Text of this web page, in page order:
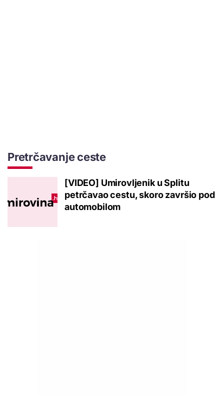
Pretrčavanje ceste
[VIDEO] Umirovljenik u Splitu
petrčavao cestu, skoro završio pod
automobilom